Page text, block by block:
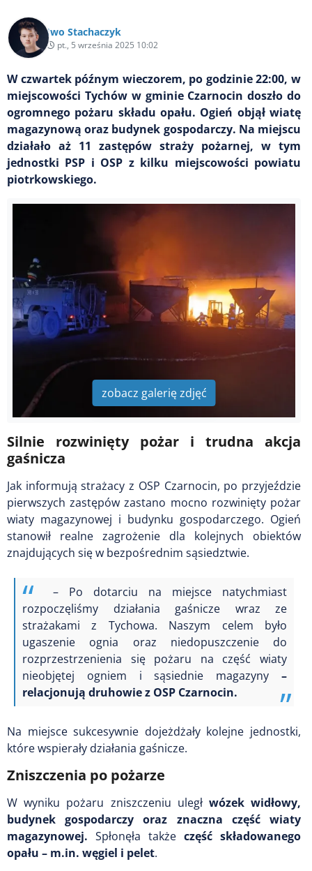
Iwo Stachaczyk
pt., 5 września 2025 10:02
W czwartek późnym wieczorem, po godzinie 22:00, w
miejscowości Tychów w gminie Czarnocin doszło do
ogromnego pożaru składu opału. Ogień objął wiatę
magazynową oraz budynek gospodarczy. Na miejscu
działało aż 11 zastępów straży pożarnej, w tym
jednostki PSP i OSP z kilku miejscowości powiatu
piotrkowskiego.
zobacz galerię zdjęć
Silnie rozwinięty pożar i trudna akcja
gaśnicza
Jak informują strażacy z OSP Czarnocin, po przyjeździe
pierwszych zastępów zastano mocno rozwinięty pożar
wiaty magazynowej i budynku gospodarczego. Ogień
stanowił realne zagrożenie dla kolejnych obiektów
znajdujących się w bezpośrednim sąsiedztwie.
– Po dotarciu na miejsce natychmiast
rozpoczęliśmy działania gaśnicze wraz ze
strażakami z Tychowa. Naszym celem było
ugaszenie ognia oraz niedopuszczenie do
rozprzestrzenienia się pożaru na część wiaty
nieobjętej ogniem i sąsiednie magazyny –
relacjonują druhowie z OSP Czarnocin.
Na miejsce sukcesywnie dojeżdżały kolejne jednostki,
które wspierały działania gaśnicze.
Zniszczenia po pożarze
W wyniku pożaru zniszczeniu uległ wózek widłowy,
budynek gospodarczy oraz znaczna część wiaty
magazynowej. Spłonęła także część składowanego
opału – m.in. węgiel i pelet.